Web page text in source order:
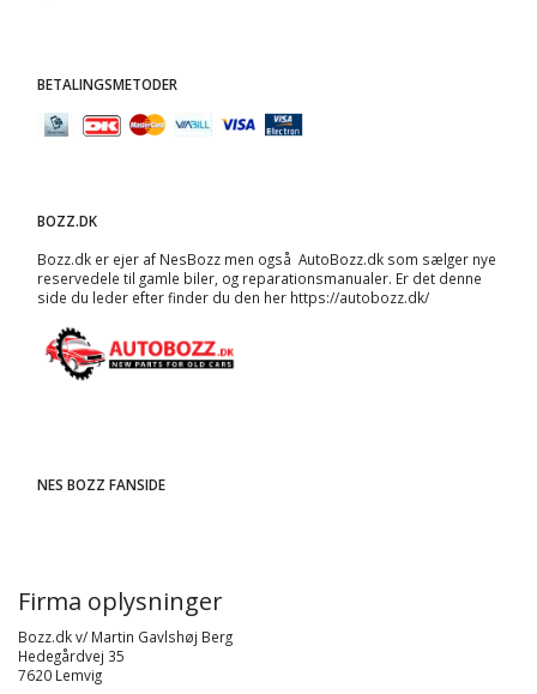
BETALINGSMETODER
BOZZ.DK
Bozz.dk er ejer af NesBozz men også AutoBozz.dk som sælger nye
reservedele til gamle biler, og reparationsmanualer. Er det denne
side du leder efter finder du den her https://autobozz.dk/
NES BOZZ FANSIDE
Firma oplysninger
Bozz.dk v/ Martin Gavlshøj Berg
Hedegårdvej 35
7620 Lemvig